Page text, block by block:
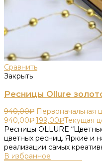
Сравнить
Закрыть
Ресницы Ollure
940,00₽ Первоначальная
940,00₽.199,00₽Текущая
Ресницы OLLURE
цветных ресниц. Яркие и
реализации самых
В избранное